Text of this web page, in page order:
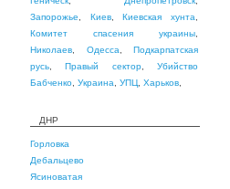
Запорожье
Киев,Киевская хунта
Комитет спасения украины
Николаев
Одесса
Подкарпатская
русь ,Правый сектор,Убийство
Бабченко Украина УПЦ Харьков
ДНР
Горловка
Дебальцево
Ясиноватая